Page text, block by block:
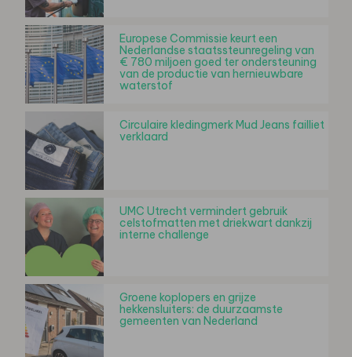
Europese Commissie keurt een
Nederlandse staatssteunregeling van
€ 780 miljoen goed ter ondersteuning
van de productie van hernieuwbare
waterstof
Circulaire kledingmerk Mud Jeans failliet
verklaard
UMC Utrecht vermindert gebruik
celstofmatten met driekwart dankzij
interne challenge
Groene koplopers en grijze
hekkensluiters: de duurzaamste
gemeenten van Nederland